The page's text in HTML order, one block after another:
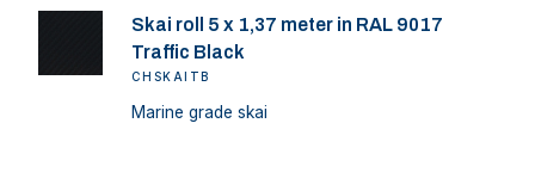
Skai roll 5 x 1,37 meter in RAL 9017
Traffic Black
CHSKAITB
Marine grade skai